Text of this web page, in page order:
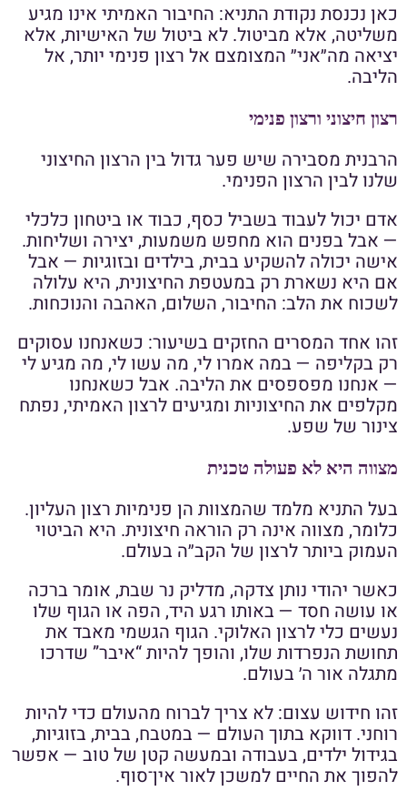
כאן נכנסת נקודת התניא: החיבור האמיתי אינו מגיע
משליטה, אלא מביטול. לא ביטול של האישיות, אלא
יציאה מה״אני״ המצומצם אל רצון פנימי יותר, אל
הליבה.
רצון חיצוני ורצון פנימי
הרבנית מסבירה שיש פער גדול בין הרצון החיצוני
שלנו לבין הרצון הפנימי.
אדם יכול לעבוד בשביל כסף, כבוד או ביטחון כלכלי
— אבל בפנים הוא מחפש משמעות, יצירה ושליחות.
אישה יכולה להשקיע בבית, בילדים ובזוגיות — אבל
אם היא נשארת רק במעטפת החיצונית, היא עלולה
לשכוח את הלב: החיבור, השלום, האהבה והנוכחות.
זהו אחד המסרים החזקים בשיעור: כשאנחנו עסוקים
רק בקליפה — במה אמרו לי, מה עשו לי, מה מגיע לי
— אנחנו מפספסים את הליבה. אבל כשאנחנו
מקלפים את החיצוניות ומגיעים לרצון האמיתי, נפתח
צינור של שפע.
מצווה היא לא פעולה טכנית
בעל התניא מלמד שהמצוות הן פנימיות רצון העליון.
כלומר, מצווה אינה רק הוראה חיצונית. היא הביטוי
העמוק ביותר לרצון של הקב״ה בעולם.
כאשר יהודי נותן צדקה, מדליק נר שבת, אומר ברכה
או עושה חסד — באותו רגע היד, הפה או הגוף שלו
נעשים כלי לרצון האלוקי. הגוף הגשמי מאבד את
תחושת הנפרדות שלו, והופך להיות “איבר” שדרכו
מתגלה אור ה׳ בעולם.
זהו חידוש עצום: לא צריך לברוח מהעולם כדי להיות
רוחני. דווקא בתוך העולם — במטבח, בבית, בזוגיות,
בגידול ילדים, בעבודה ובמעשה קטן של טוב — אפשר
להפוך את החיים למשכן לאור אין־סוף.